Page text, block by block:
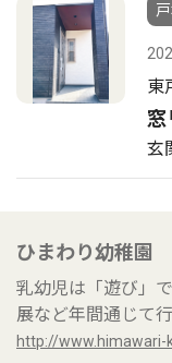
東
窓
玄
ひまわり幼稚園
乳幼児は「遊び」
展など年間通じて
http://www.himawari-